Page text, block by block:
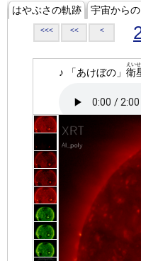
はやぶさの軌跡 宇宙から
<<< << <
♪ 「あけぼの」 衛
えい